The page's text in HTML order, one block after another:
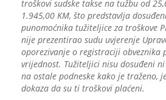
troškovi sudske takse na tužbu od
1.945,00 KM, što predstavlja
punomoćnika tužiteljice za troškove
nije prezentirao sudu uvjerenje
oporezivanje o registraciji obveznika
vrijednost. Tužiteljici nisu dosuđeni
na ostale podneske kako je traženo,
dokaza da su ti troškovi plaćeni.